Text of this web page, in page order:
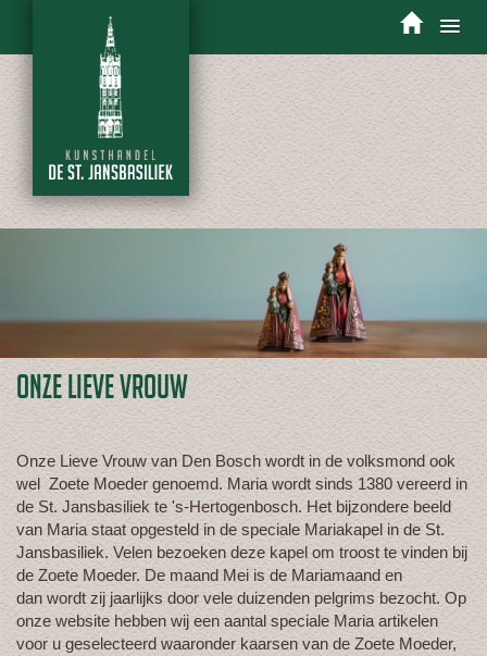
Toggle
ONZE LIEVE VROUW
Onze Lieve Vrouw van Den Bosch wordt in de volksmond ook
wel Zoete Moeder genoemd. Maria wordt sinds 1380 vereerd in
de St. Jansbasiliek te 's-Hertogenbosch. Het bijzondere beeld
van Maria staat opgesteld in de speciale Mariakapel in de St.
Jansbasiliek. Velen bezoeken deze kapel om troost te vinden bij
de Zoete Moeder. De maand Mei is de Mariamaand en
dan wordt zij jaarlijks door vele duizenden pelgrims bezocht. Op
onze website hebben wij een aantal speciale Maria artikelen
voor u geselecteerd waaronder kaarsen van de Zoete Moeder,